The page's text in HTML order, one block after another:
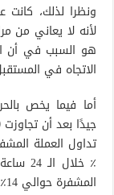
ونظرا لذلك، كانت
هو السبب في أن
الاتجاه في
أما فيما يخص
٪
المشفرة حوالي 14٪ منذ آخر تفريغ للأسعار الأسبوع الماضي.